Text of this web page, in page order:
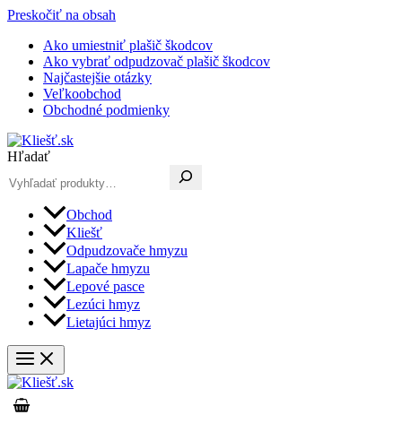
Preskočiť na obsah
Ako umiestniť plašič škodcov
Ako vybrať odpudzovač plašič škodcov
Najčastejšie otázky
Veľkoobchod
Obchodné podmienky
Hľadať
Obchod
Kliešť
Odpudzovače hmyzu
Lapače hmyzu
Lepové pasce
Lezúci hmyz
Lietajúci hmyz